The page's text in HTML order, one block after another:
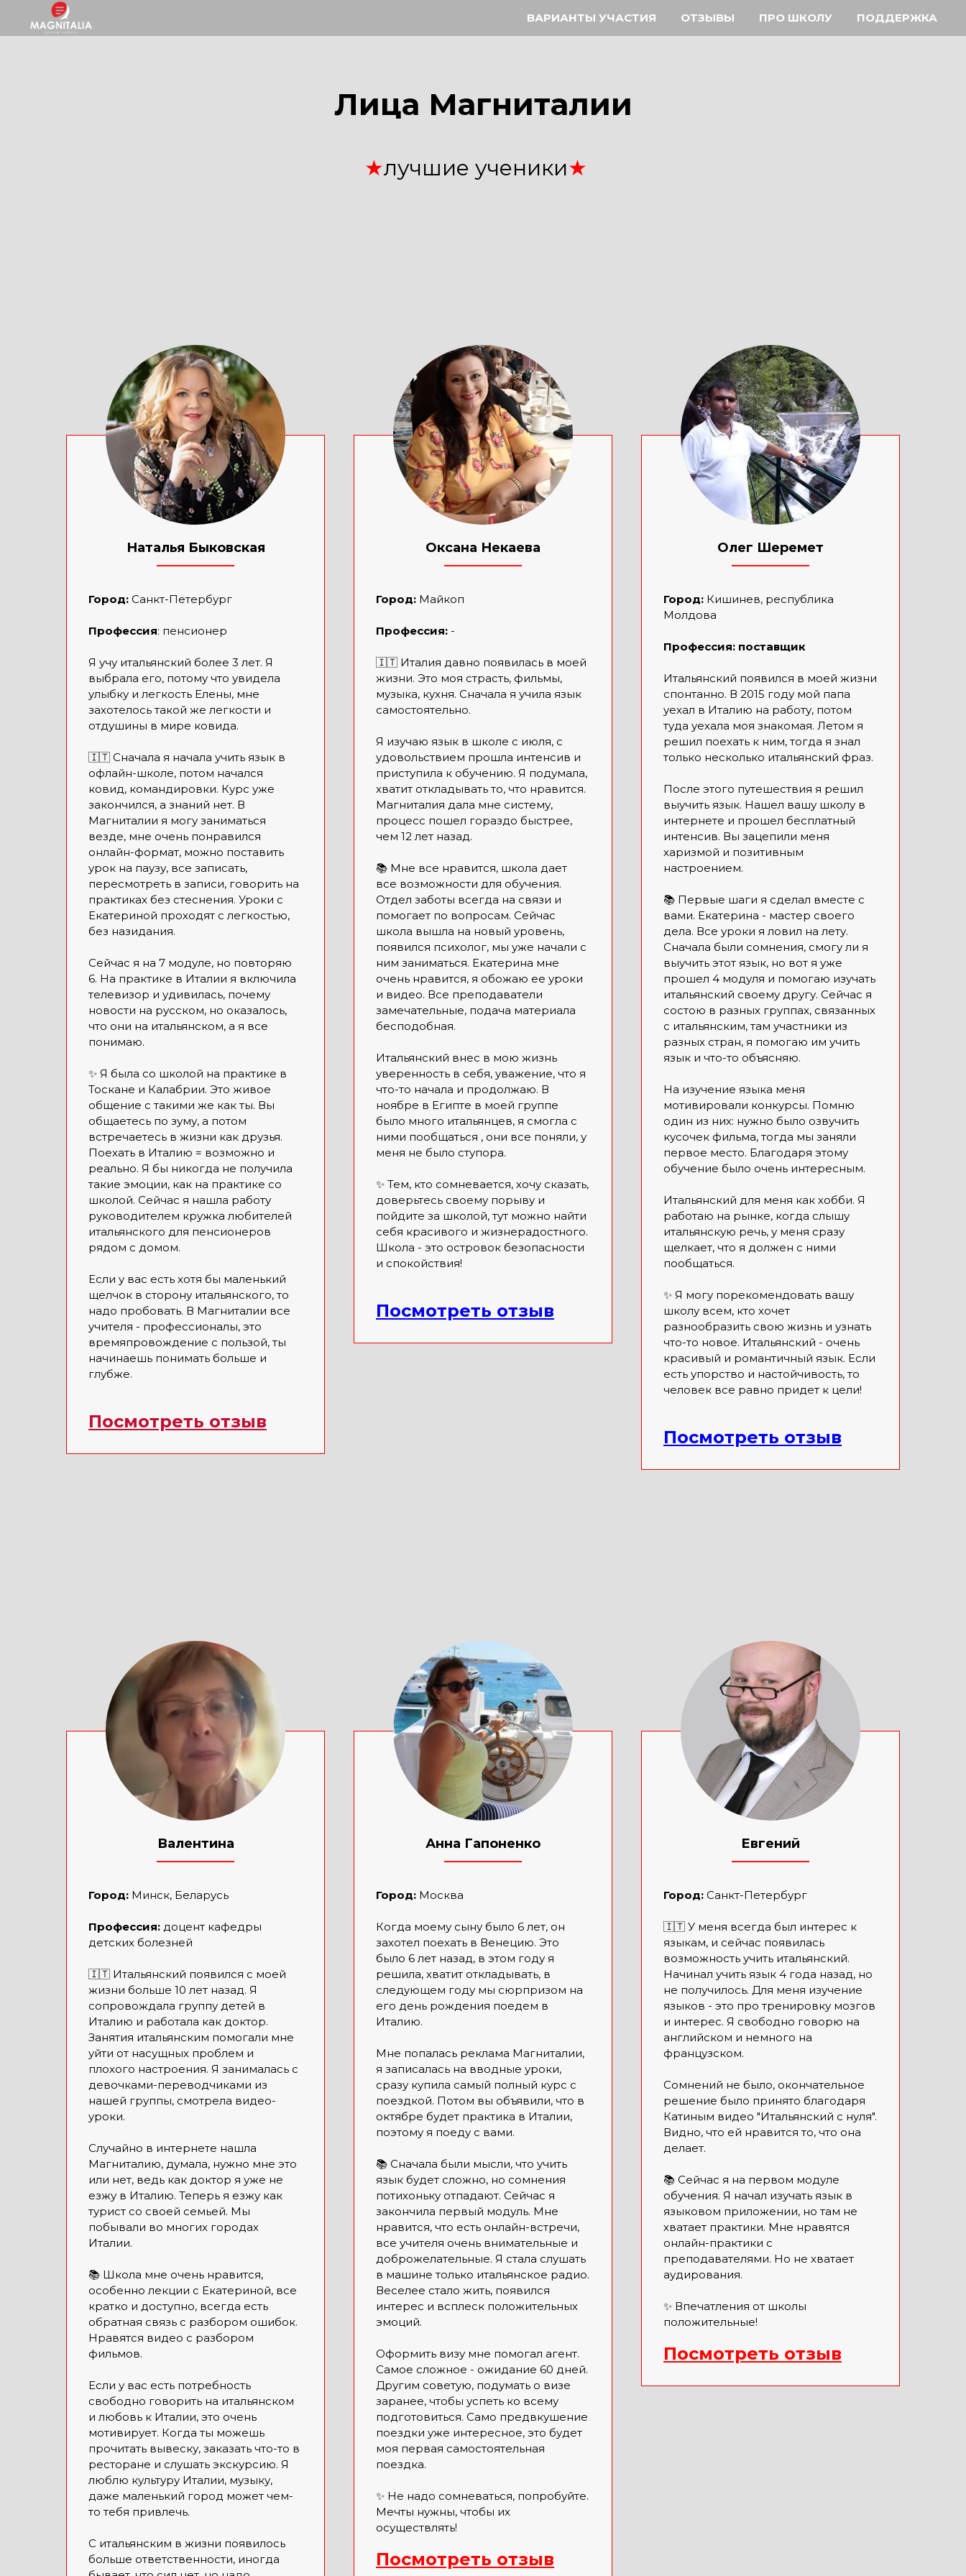
ВАРИАНТЫ УЧАСТИЯ ОТЗЫВЫ ПРО ШКОЛУ ПОДДЕРЖКА
Лица Магниталии
★лучшие ученики★
Наталья Быковская
Город: Санкт-Петербург
Профессия: пенсионер
Я учу итальянский более 3 лет. Я
выбрала его, потому что увидела
улыбку и легкость Елены, мне
захотелось такой же легкости и
отдушины в мире ковида.
🇮🇹 Сначала я начала учить язык в
офлайн-школе, потом начался
ковид, командировки. Курс уже
закончился, а знаний нет. В
Магниталии я могу заниматься
везде, мне очень понравился
онлайн-формат, можно поставить
урок на паузу, все записать,
пересмотреть в записи, говорить на
практиках без стеснения. Уроки с
Екатериной проходят с легкостью,
без назидания.
Сейчас я на 7 модуле, но повторяю
6. На практике в Италии я включила
телевизор и удивилась, почему
новости на русском, но оказалось,
что они на итальянском, а я все
понимаю.
✨ Я была со школой на практике в
Тоскане и Калабрии. Это живое
общение с такими же как ты. Вы
общаетесь по зуму, а потом
встречаетесь в жизни как друзья.
Поехать в Италию = возможно и
реально. Я бы никогда не получила
такие эмоции, как на практике со
школой. Сейчас я нашла работу
руководителем кружка любителей
итальянского для пенсионеров
рядом с домом.
Если у вас есть хотя бы маленький
щелчок в сторону итальянского, то
надо пробовать. В Магниталии все
учителя - профессионалы, это
времяпровождение с пользой, ты
начинаешь понимать больше и
глубже.
Посмотреть отзыв
Оксана Некаева
Город: Майкоп
Профессия: -
🇮🇹 Италия давно появилась в моей
жизни. Это моя страсть, фильмы,
музыка, кухня. Сначала я учила язык
самостоятельно.
Я изучаю язык в школе с июля, с
удовольствием прошла интенсив и
приступила к обучению. Я подумала,
хватит откладывать то, что нравится.
Магниталия дала мне систему,
процесс пошел гораздо быстрее,
чем 12 лет назад.
📚 Мне все нравится, школа дает
все возможности для обучения.
Отдел заботы всегда на связи и
помогает по вопросам. Сейчас
школа вышла на новый уровень,
появился психолог, мы уже начали с
ним заниматься. Екатерина мне
очень нравится, я обожаю ее уроки
и видео. Все преподаватели
замечательные, подача материала
бесподобная.
Итальянский внес в мою жизнь
уверенность в себя, уважение, что я
что-то начала и продолжаю. В
ноябре в Египте в моей группе
было много итальянцев, я смогла с
ними пообщаться , они все поняли, у
меня не было ступора.
✨ Тем, кто сомневается, хочу сказать,
доверьтесь своему порыву и
пойдите за школой, тут можно найти
себя красивого и жизнерадостного.
Школа - это островок безопасности
и спокойствия!
Посмотреть отзыв
Олег Шеремет
Город: Кишинев, республика
Молдова
Профессия: поставщик
Итальянский появился в моей жизни
спонтанно. В 2015 году мой папа
уехал в Италию на работу, потом
туда уехала моя знакомая. Летом я
решил поехать к ним, тогда я знал
только несколько итальянский фраз.
После этого путешествия я решил
выучить язык. Нашел вашу школу в
интернете и прошел бесплатный
интенсив. Вы зацепили меня
харизмой и позитивным
настроением.
📚 Первые шаги я сделал вместе с
вами. Екатерина - мастер своего
дела. Все уроки я ловил на лету.
Сначала были сомнения, смогу ли я
выучить этот язык, но вот я уже
прошел 4 модуля и помогаю изучать
итальянский своему другу. Сейчас я
состою в разных группах, связанных
с итальянским, там участники из
разных стран, я помогаю им учить
язык и что-то объясняю.
На изучение языка меня
мотивировали конкурсы. Помню
один из них: нужно было озвучить
кусочек фильма, тогда мы заняли
первое место. Благодаря этому
обучение было очень интересным.
Итальянский для меня как хобби. Я
работаю на рынке, когда слышу
итальянскую речь, у меня сразу
щелкает, что я должен с ними
пообщаться.
✨ Я могу порекомендовать вашу
школу всем, кто хочет
разнообразить свою жизнь и узнать
что-то новое. Итальянский - очень
красивый и романтичный язык. Если
есть упорство и настойчивость, то
человек все равно придет к цели!
Посмотреть отзыв
Валентина
Город: Минск, Беларусь
Профессия: доцент кафедры
детских болезней
🇮🇹 Итальянский появился с моей
жизни больше 10 лет назад. Я
сопровождала группу детей в
Италию и работала как доктор.
Занятия итальянским помогали мне
уйти от насущных проблем и
плохого настроения. Я занималась с
девочками-переводчиками из
нашей группы, смотрела видео-
уроки.
Случайно в интернете нашла
Магниталию, думала, нужно мне это
или нет, ведь как доктор я уже не
езжу в Италию. Теперь я езжу как
турист со своей семьей. Мы
побывали во многих городах
Италии.
📚 Школа мне очень нравится,
особенно лекции с Екатериной, все
кратко и доступно, всегда есть
обратная связь с разбором ошибок.
Нравятся видео с разбором
фильмов.
Если у вас есть потребность
свободно говорить на итальянском
и любовь к Италии, это очень
мотивирует. Когда ты можешь
прочитать вывеску, заказать что-то в
ресторане и слушать экскурсию. Я
люблю культуру Италии, музыку,
даже маленький город может чем-
то тебя привлечь.
С итальянским в жизни появилось
больше ответственности, иногда
Анна Гапоненко
Город: Москва
Когда моему сыну было 6 лет, он
захотел поехать в Венецию. Это
было 6 лет назад, в этом году я
решила, хватит откладывать, в
следующем году мы сюрпризом на
его день рождения поедем в
Италию.
Мне попалась реклама Магниталии,
я записалась на вводные уроки,
сразу купила самый полный курс с
поездкой. Потом вы объявили, что в
октябре будет практика в Италии,
поэтому я поеду с вами.
📚 Сначала были мысли, что учить
язык будет сложно, но сомнения
потихоньку отпадают. Сейчас я
закончила первый модуль. Мне
нравится, что есть онлайн-встречи,
все учителя очень внимательные и
доброжелательные. Я стала слушать
в машине только итальянское радио.
Веселее стало жить, появился
интерес и всплеск положительных
эмоций.
Оформить визу мне помогал агент.
Самое сложное - ожидание 60 дней.
Другим советую, подумать о визе
заранее, чтобы успеть ко всему
подготовиться. Само предвкушение
поездки уже интересное, это будет
моя первая самостоятельная
поездка.
✨ Не надо сомневаться, попробуйте.
Мечты нужны, чтобы их
осуществлять!
Посмотреть отзыв
Евгений
Город: Санкт-Петербург
🇮🇹 У меня всегда был интерес к
языкам, и сейчас появилась
возможность учить итальянский.
Начинал учить язык 4 года назад, но
не получилось. Для меня изучение
языков - это про тренировку мозгов
и интерес. Я свободно говорю на
английском и немного на
французском.
Сомнений не было, окончательное
решение было принято благодаря
Катиным видео "Итальянский с нуля".
Видно, что ей нравится то, что она
делает.
📚 Сейчас я на первом модуле
обучения. Я начал изучать язык в
языковом приложении, но там не
хватает практики. Мне нравятся
онлайн-практики с
преподавателями. Но не хватает
аудирования.
✨ Впечатления от школы
положительные!
Посмотреть отзыв